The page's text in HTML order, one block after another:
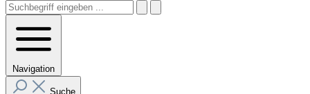
Navigation
Suche